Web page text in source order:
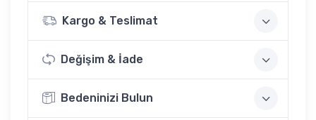
Kargo & Teslimat
Değişim & İade
Bedeninizi Bulun